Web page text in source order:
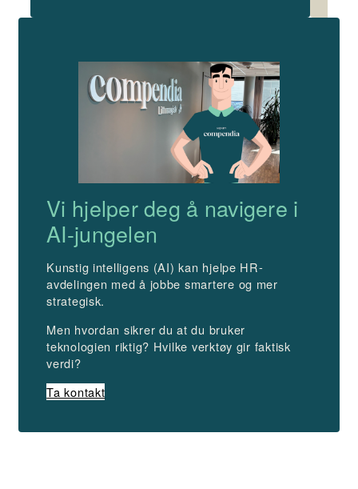
Vi hjelper deg å navigere i
AI-jungelen
Kunstig intelligens (AI) kan hjelpe HR-
avdelingen med å jobbe smartere og mer
strategisk.
Men hvordan sikrer du at du bruker
teknologien riktig? Hvilke verktøy gir faktisk
verdi?
Ta kontakt